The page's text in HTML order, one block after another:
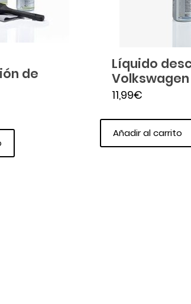
de
Líquido
Volkswagen
11,99€
Añadir al carrito